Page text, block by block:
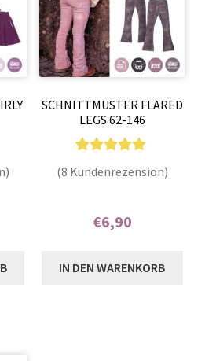
SCHNITTMUSTER FLARED
LEGS 62-146
Kundenbewer
(8 Kundenrezension)
€6,90
IN DEN WARENKORB